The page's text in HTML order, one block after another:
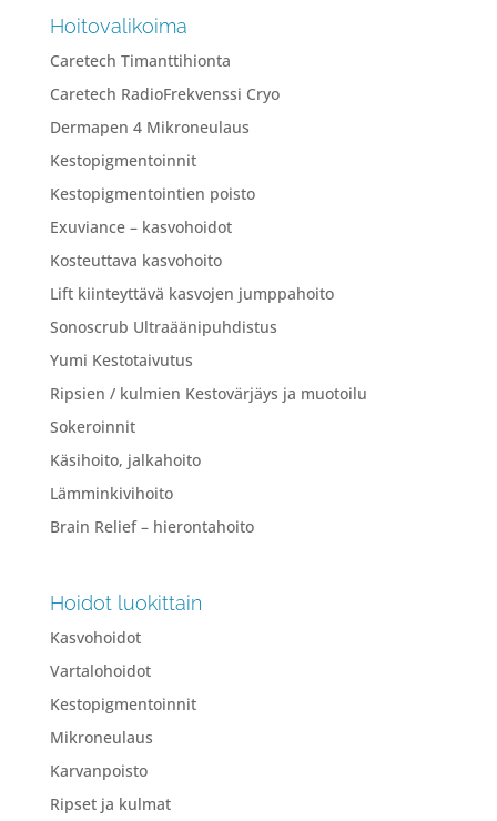
Hoitovalikoima
Caretech Timanttihionta
Caretech RadioFrekvenssi Cryo
Dermapen 4 Mikroneulaus
Kestopigmentoinnit
Kestopigmentointien poisto
Exuviance – kasvohoidot
Kosteuttava kasvohoito
Lift kiinteyttävä kasvojen jumppahoito
Sonoscrub Ultraäänipuhdistus
Yumi Kestotaivutus
Ripsien / kulmien Kestovärjäys ja muotoilu
Sokeroinnit
Käsihoito, jalkahoito
Lämminkivihoito
Brain Relief – hierontahoito
Hoidot luokittain
Kasvohoidot
Vartalohoidot
Kestopigmentoinnit
Mikroneulaus
Karvanpoisto
Ripset ja kulmat